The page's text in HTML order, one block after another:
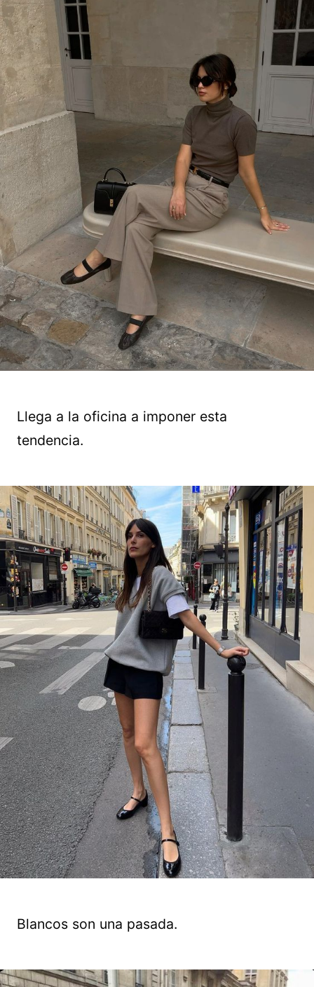
Llega a la oficina a imponer esta
tendencia.
Blancos son una pasada.